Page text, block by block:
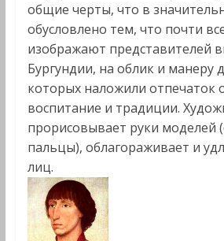
общие черты, что в
обусловлено тем, что почти
изображают представителей
Бургундии, на облик и манеру
которых наложили отпечаток
воспитание и традиции.
прорисовывает руки моделей
пальцы), облагораживает и
лиц.